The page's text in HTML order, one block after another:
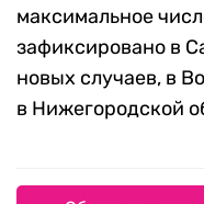
максимальное
зафиксировано в
новых случаев, в
в Нижегородской